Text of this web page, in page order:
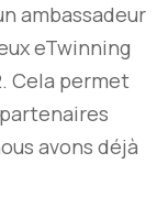
ambassadeur
eTwinning
Cela permet
avons déjà